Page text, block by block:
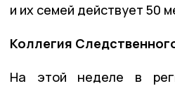
и их семей действует 50
Коллегия
На этой неделе в